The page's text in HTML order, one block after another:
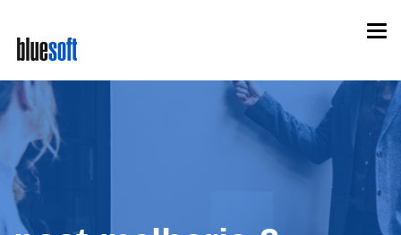
main
content